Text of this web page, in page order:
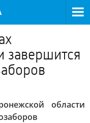
завершится
области